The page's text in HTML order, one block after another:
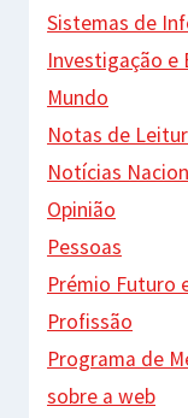
Sistemas de
Investigação e
Mundo
Notas de
Notícias
Opinião
Pessoas
Prémio Futuro
Profissão
Programa de
sobre a web